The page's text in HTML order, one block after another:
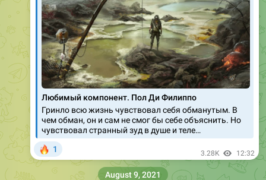
Любимый компонент. Пол Ди Филиппо
Гринло всю жизнь чувствовал себя обманутым. В
чем обман, он и сам не смог бы себе объяснить. Но
чувствовал странный зуд в душе и теле…
1 3.28K 12:32
August 9, 2021